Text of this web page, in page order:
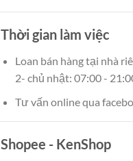
Thời gian làm việc
Loan bán hàng tại nhà
2- chủ nhật: 07:00 -
Tư vấn online qua
Shopee - KenShop